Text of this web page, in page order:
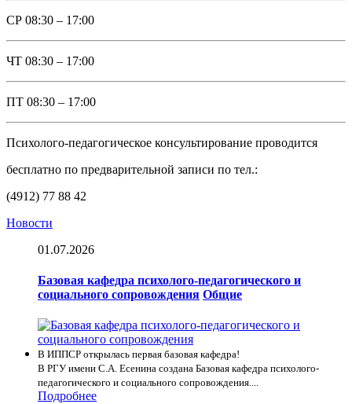
СР 08:30 – 17:00
ЧТ 08:30 – 17:00
ПТ 08:30 – 17:00
Психолого-педагогическое консультирование проводится
бесплатно по предварительной записи по тел.:
(4912) 77 88 42
Новости
01.07.2026
Базовая кафедра психолого-педагогического и
социального сопровождения Общие
В ИППСР открылась первая базовая кафедра!
В РГУ имени С.А. Есенина создана Базовая кафедра психолого-
педагогического и социального сопровождения....
Подробнее